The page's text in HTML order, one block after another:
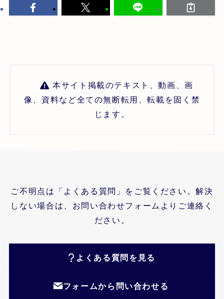
本サイト掲載のテキスト、動画、画
像、資料など全ての無断転用、転載を固く禁
じます。
ご不明点は「よくある質問」をご覧ください。解決
しない場合は、お問い合わせフォームよりご連絡く
ださい。
よくある質問を見る
フォームから問い合わせる